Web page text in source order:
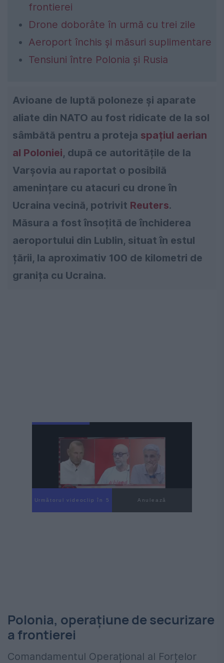
frontierei
Drone doborâte în urmă cu trei zile
Aeroport închis și măsuri suplimentare
Tensiuni între Polonia și Rusia
Avioane de luptă poloneze și aparate
aliate din NATO au fost ridicate de la sol
sâmbătă pentru a proteja spațiul aerian
al Poloniei, după ce autoritățile de la
Varșovia au raportat o posibilă
amenințare cu atacuri cu drone în
Ucraina vecină, potrivit Reuters.
Măsura a fost însoțită de închiderea
aeroportului din Lublin, situat în estul
țării, la aproximativ 100 de kilometri de
granița cu Ucraina.
Următorul videoclip în 4 Anulează
Polonia, operațiune de securizare
a frontierei
Comandamentul Operațional al Forțelor